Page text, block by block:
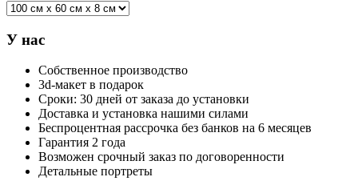
У нас
Собственное производство
3d-макет в подарок
Сроки: 30 дней от заказа до установки
Доставка и установка нашими силами
Беспроцентная рассрочка без банков на 6 месяцев
Гарантия 2 года
Возможен срочный заказ по договоренности
Детальные портреты